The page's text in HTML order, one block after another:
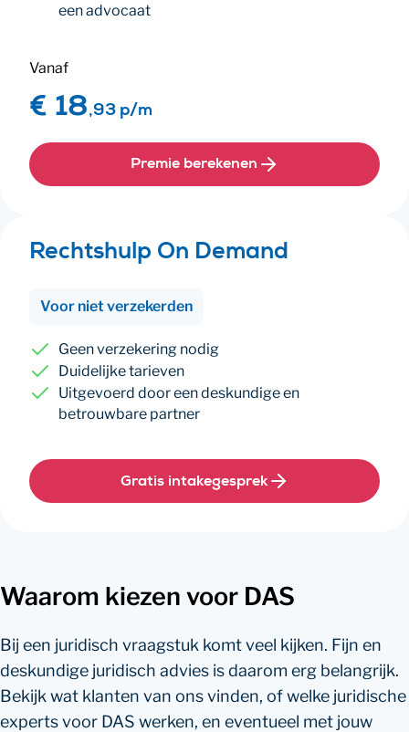
een advocaat
Vanaf
€ 18,93 p/m
Premie berekenen
Rechtshulp On Demand
Voor niet verzekerden
Geen verzekering nodig
Duidelijke tarieven
Uitgevoerd door een deskundige en
betrouwbare partner
Gratis intakegesprek
Waarom kiezen voor DAS
Bij een juridisch vraagstuk komt veel kijken. Fijn en
deskundige juridisch advies is daarom erg belangrijk.
Bekijk wat klanten van ons vinden, of welke juridische
experts voor DAS werken, en eventueel met jouw